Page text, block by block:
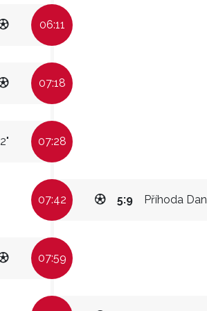
06:11
07:18
2" 07:28
07:42 Příhoda
5:9
07:59